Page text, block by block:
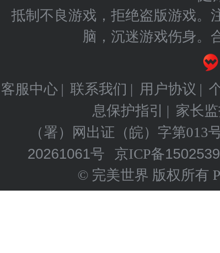
抵制不良游戏，拒绝盗版游戏。
脑，沉迷游戏伤身。
客服中心 | 联系我们 | 用户协议 |
息保护指引
| 家长
（署）网出证（皖）字第013
20261061号 京ICP备
© 完美世界 版权所有